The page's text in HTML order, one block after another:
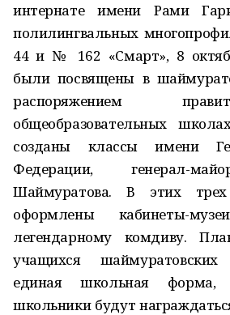
интернате имени Рами
полилингвальных
44 и № 162 «Смарт», 8
были посвящены в
распоряжением
общеобразовательных
созданы классы имени
Федерации, генерал-
Шаймуратова. В этих
оформлены кабинеты-
легендарному комдиву.
учащихся
единая школьная форма,
школьники будут